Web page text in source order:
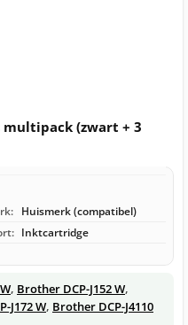
(zwart + 3
Huismerk (compatibel)
Inktcartridge
, Brother DCP-J152 W,
J172 W, Brother DCP-J4110